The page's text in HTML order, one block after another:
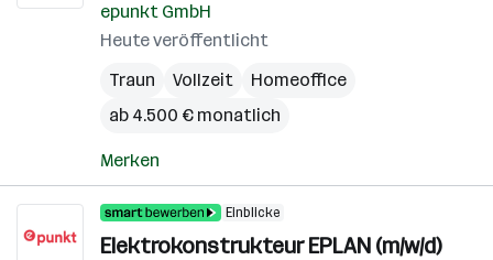
epunkt GmbH
Heute veröffentlicht
Traun
Vollzeit
Homeoffice
ab 4.500 € monatlich
Merken
Einblicke
Elektrokonstrukteur EPLAN (m/w/d)